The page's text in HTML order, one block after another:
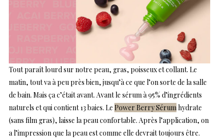
Tout paraît lourd sur notre peau, gras, poisseux et collant. Le
matin, tout va à peu près bien, jusqu’à ce que l’on sorte de la salle
de bain. Mais ça c’était avant. Avant le sérum à 95% d’ingrédients
naturels et qui contient 13 baies. Le Power Berry Sérum hydrate
(sans film gras), laisse la peau confortable. Après l’application, on
a l’impression que la peau est comme elle devrait toujours être.